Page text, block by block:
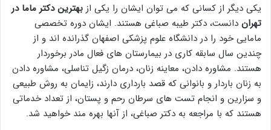
یکی دیگر از کسانی که می توان ایشان را یکی از بهترین دکتر ماما در
تهران دانست، دکتر طیبه صباغی هستند. ایشان دوره تخصصی
مامایی خود را در دانشگاه علوم پزشکی اصفهان گذرانده اند و از
چندین سال سابقه کاری در بیمارستان های فعال مادر برخوردار
هستند. مشاوره دادن، معاینه زنان، درمان زگیل تناسلی، مشاوره دادن
به زنان باردار و بانوانی که قصد بارداری دارند، زایمان به روش طبیعی
و سزارین و انجام تست های سرطان رحم و پستان، از تعداد خدماتی
هستند که با مراجعه به دکتر صباغی، از آنها بهره مند خواهید شد.